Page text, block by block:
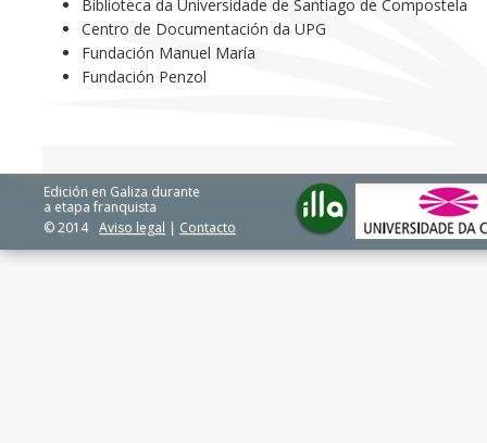
Biblioteca da Universidade de Santiago de Compostela
Centro de Documentación da UPG
Fundación Manuel María
Fundación Penzol
Edición en Galiza durante
a etapa franquista
© 2014 Aviso legal | Contacto